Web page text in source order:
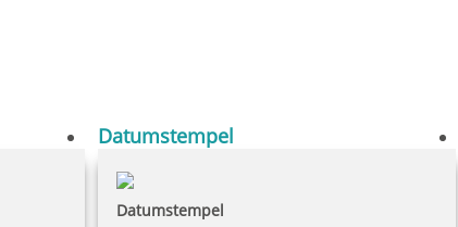
Datumstempel
Datumstempel